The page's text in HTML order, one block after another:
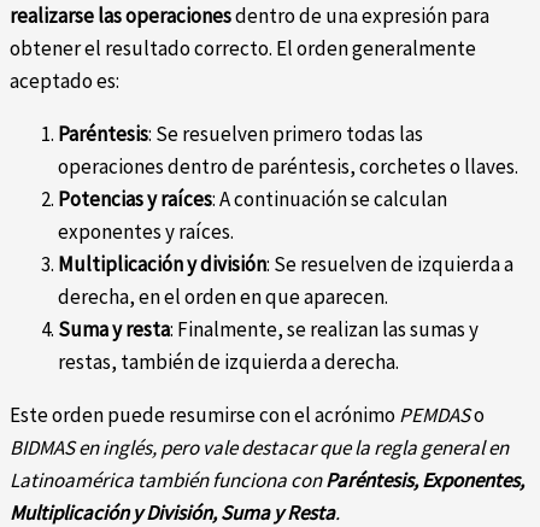
realizarse las operacionesdentro de una expresión para
obtener el resultado correcto. El orden generalmente
aceptado es:
Paréntesis: Se resuelven primero todas las
operaciones dentro de paréntesis, corchetes o llaves.
Potencias y raíces: A continuación se calculan
exponentes y raíces.
Multiplicación y división: Se resuelven de izquierda a
derecha, en el orden en que aparecen.
Suma y resta: Finalmente, se realizan las sumas y
restas, también de izquierda a derecha.
Este orden puede resumirse con el acrónimoPEMDASo
BIDMAS en inglés, pero vale destacar que la regla general en
Latinoamérica también funciona conParéntesis, Exponentes,
Multiplicación y División, Suma y Resta.